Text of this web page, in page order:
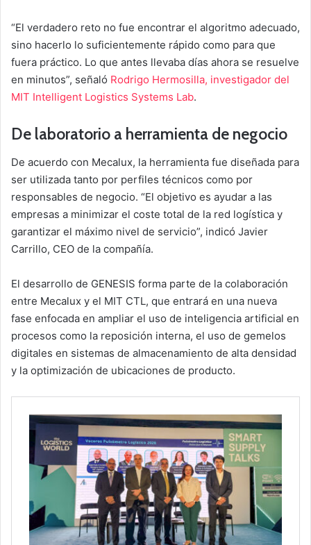
“El verdadero reto no fue encontrar el algoritmo adecuado,
sino hacerlo lo suficientemente rápido como para que
fuera práctico. Lo que antes llevaba días ahora se resuelve
en minutos”, señaló Rodrigo Hermosilla, investigador del
MIT Intelligent Logistics Systems Lab.
De laboratorio a herramienta de negocio
De acuerdo con Mecalux, la herramienta fue diseñada para
ser utilizada tanto por perfiles técnicos como por
responsables de negocio. “El objetivo es ayudar a las
empresas a minimizar el coste total de la red logística y
garantizar el máximo nivel de servicio”, indicó Javier
Carrillo, CEO de la compañía.
El desarrollo de GENESIS forma parte de la colaboración
entre Mecalux y el MIT CTL, que entrará en una nueva
fase enfocada en ampliar el uso de inteligencia artificial en
procesos como la reposición interna, el uso de gemelos
digitales en sistemas de almacenamiento de alta densidad
y la optimización de ubicaciones de producto.